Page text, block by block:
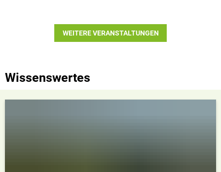
WEITERE VERANSTALTUNGEN
Wissenswertes